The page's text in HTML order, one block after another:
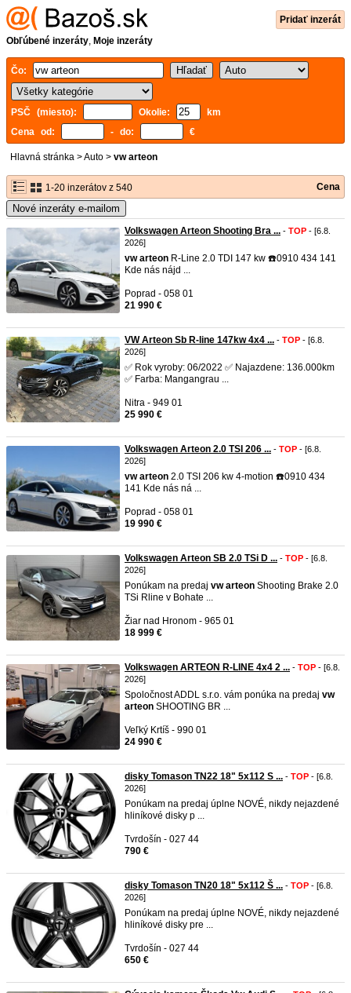
Pridať inzerát
Obľúbené inzeráty, Moje inzeráty
Čo:
PSČ (miesto): Okolie:
km
Cena od:
- do: €
Hlavná stránka >Auto > vw arteon
1-20 inzerátov z 540 Cena
Nové inzeráty e-mailom
Volkswagen Arteon Shooting Bra ... - TOP - [6.8.
2026]
vw arteon R-Line 2.0 TDI 147 kw ☎️0910 434 141
Kde nás nájd ...
Poprad - 058 01
21 990 €
VW Arteon Sb R-line 147kw 4x4 ... - TOP - [6.8.
2026]
✅ Rok vyroby: 06/2022 ✅ Najazdene: 136.000km
✅ Farba: Mangangrau ...
Nitra - 949 01
25 990 €
Volkswagen Arteon 2.0 TSI 206 ... - TOP - [6.8.
2026]
vw arteon 2.0 TSI 206 kw 4-motion ☎️0910 434
141 Kde nás ná ...
Poprad - 058 01
19 990 €
Volkswagen Arteon SB 2.0 TSi D ... - TOP - [6.8.
2026]
Ponúkam na predaj vw arteon Shooting Brake 2.0
TSi Rline v Bohate ...
Žiar nad Hronom - 965 01
18 999 €
Volkswagen ARTEON R-LINE 4x4 2 ... - TOP - [6.8.
2026]
Spoločnost ADDL s.r.o. vám ponúka na predaj vw
arteon SHOOTING BR ...
Veľký Krtíš - 990 01
24 990 €
disky Tomason TN22 18" 5x112 S ... - TOP - [6.8.
2026]
Ponúkam na predaj úplne NOVÉ, nikdy nejazdené
hliníkové disky p ...
Tvrdošín - 027 44
790 €
disky Tomason TN20 18" 5x112 Š ... - TOP - [6.8.
2026]
Ponúkam na predaj úplne NOVÉ, nikdy nejazdené
hliníkové disky pre ...
Tvrdošín - 027 44
650 €